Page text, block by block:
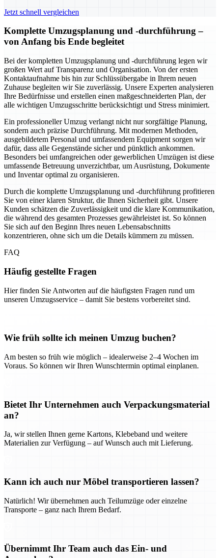
Jetzt schnell vergleichen
Komplette Umzugsplanung und -durchführung –
von Anfang bis Ende begleitet
Bei der kompletten Umzugsplanung und -durchführung legen wir
großen Wert auf Transparenz und Organisation. Von der ersten
Kontaktaufnahme bis hin zur Schlüssübergabe in Ihrem neuen
Zuhause begleiten wir Sie zuverlässig. Unsere Experten analysieren
Ihre Bedürfnisse und erstellen einen maßgeschneiderten Plan, der
alle wichtigen Umzugsschritte berücksichtigt und Stress minimiert.
Ein professioneller Umzug verlangt nicht nur sorgfältige Planung,
sondern auch präzise Durchführung. Mit modernen Methoden,
ausgebildetem Personal und umfassendem Equipment sorgen wir
dafür, dass alle Gegenstände sicher und pünktlich ankommen.
Besonders bei umfangreichen oder gewerblichen Umzügen ist diese
umfassende Betreuung unverzichtbar, um Ausrüstung, Dokumente
und Inventar optimal zu organisieren.
Durch die komplette Umzugsplanung und -durchführung profitieren
Sie von einer klaren Struktur, die Ihnen Sicherheit gibt. Unsere
Kunden schätzen die Zuverlässigkeit und die klare Kommunikation,
die während des gesamten Prozesses gewährleistet ist. So können
Sie sich auf den Beginn Ihres neuen Lebensabschnitts
konzentrieren, ohne sich um die Details kümmern zu müssen.
FAQ
Häufig gestellte Fragen
Hier finden Sie Antworten auf die häufigsten Fragen rund um
unseren Umzugsservice – damit Sie bestens vorbereitet sind.
Wie früh sollte ich meinen Umzug buchen?
Am besten so früh wie möglich – idealerweise 2–4 Wochen im
Voraus. So können wir Ihren Wunschtermin optimal einplanen.
Bietet Ihr Unternehmen auch Verpackungsmaterial
an?
Ja, wir stellen Ihnen gerne Kartons, Klebeband und weitere
Materialien zur Verfügung – auf Wunsch auch mit Lieferung.
Kann ich auch nur Möbel transportieren lassen?
Natürlich! Wir übernehmen auch Teilumzüge oder einzelne
Transporte – ganz nach Ihrem Bedarf.
Übernimmt Ihr Team auch das Ein- und